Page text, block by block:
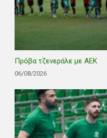
Πρόβα τζενεράλε με ΑΕΚ
06/08/2026